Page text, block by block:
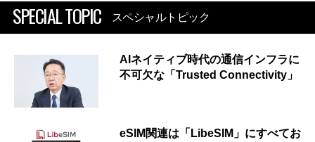
SPECIAL TOPIC スペシャルトピック
AIネイティブ時代の通信インフラに
不可欠な「Trusted Connectivity」
eSIM関連は「LibeSIM」にすべてお